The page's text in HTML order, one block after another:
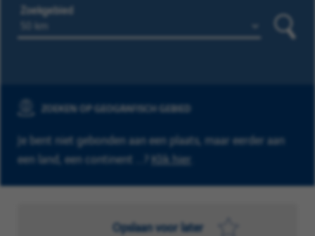
Zoekgebied
ZOEKEN OP GEOGRAFISCH GEBIED
Je bent niet gebonden aan een plaats, maar eerder aan
een land, een continent ...? Klik hier
Opslaan voor later